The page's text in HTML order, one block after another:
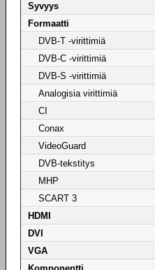
Syvyys
Formaatti
DVB-T -virittimiä
DVB-C -virittimiä
DVB-S -virittimiä
Analogisia virittimiä
CI
Conax
VideoGuard
DVB-tekstitys
MHP
SCART 3
HDMI
DVI
VGA